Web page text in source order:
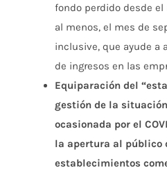
fondo perdido desde
al menos, el mes de
inclusive, que ayude a
de ingresos en las
Equiparación del
gestión de la
ocasionada por el
la apertura al público
establecimientos